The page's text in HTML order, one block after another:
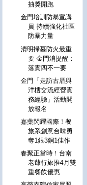
抽獎開跑
金門培訓防暴宣講
員 持續強化社區
防暴力量
清明掃墓防火最重
要 金門消提醒：
落實四不一要
金門「走訪古厝與
洋樓交流經營實
務經驗」活動開
放報名
嘉藥閃耀國際！餐
旅系創意台味勇
奪1銀3銅1佳作
春聚正當時！台南
老爺行旅推4月雙
重餐飲優惠